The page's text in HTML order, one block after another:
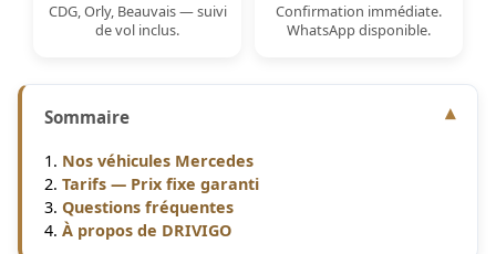
CDG, Orly, Beauvais — suivi
de vol inclus.
Confirmation immédiate.
WhatsApp disponible.
Sommaire
Nos véhicules Mercedes
Tarifs — Prix fixe garanti
Questions fréquentes
À propos de DRIVIGO